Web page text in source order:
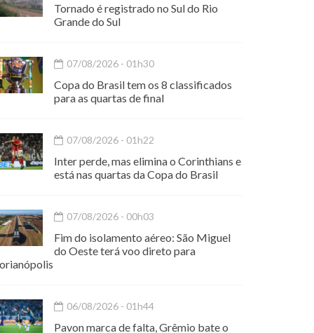
Tornado é registrado no Sul do Rio
Grande do Sul
07/08/2026 - 01h30
Copa do Brasil tem os 8 classificados
para as quartas de final
07/08/2026 - 01h22
Inter perde, mas elimina o Corinthians e
está nas quartas da Copa do Brasil
07/08/2026 - 00h03
Fim do isolamento aéreo: São Miguel
do Oeste terá voo direto para
06/08/2026 - 01h44
Pavon marca de falta, Grêmio bate o